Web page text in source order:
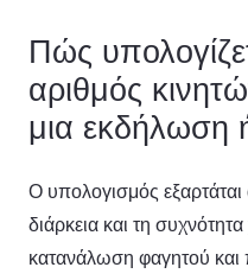
Πώς
αριθμός
μια εκδήλωση
Ο υπολογισμός
διάρκεια και τη
κατανάλωση φαγητού και